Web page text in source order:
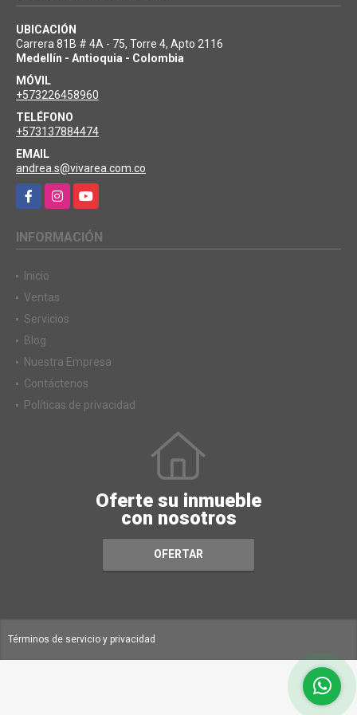
UBICACIÓN
Carrera 81B # 4A - 75, Torre 4, Apto 2116
Medellín - Antioquia - Colombia
MÓVIL
+573226458960
TELÉFONO
+573137884474
EMAIL
andrea.s@vivarea.com.co
FacebookInstagramYouTube
INFORMACIÓN
Inicio
Ventas
Servicios
Blog
Nuestra Empresa
Contáctenos
Políticas de privacidad
Oferte su inmueble
con nosotros
OFERTAR
Términos de servicio y privacidad